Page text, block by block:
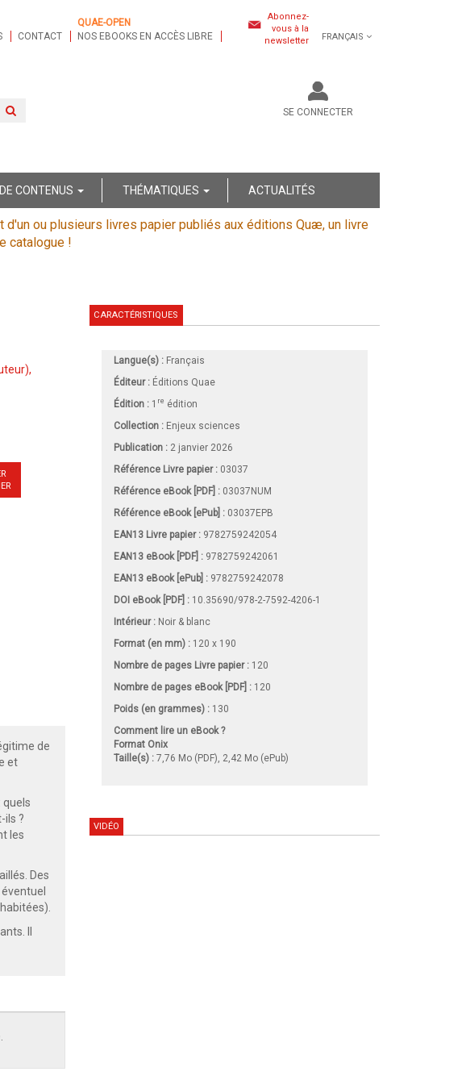
CONTACT
QUAE-OPEN
NOS EBOOKS EN ACCÈS LIBRE
Abonnez-
vous à la
newsletter
FRANÇAIS
SE CONNECTER
CONTENUS THÉMATIQUES ACTUALITÉS
d'un ou plusieurs livres papier publiés aux éditions Quæ, un livre
catalogue !
de
et
quels
ils ?
les
Des
Il
CARACTÉRISTIQUES
Langue(s) : Français
Éditeur : Éditions Quae
Édition : 1 re édition
Collection : Enjeux sciences
Publication : 2 janvier 2026
Référence Livre papier : 03037
Référence eBook [PDF] : 03037NUM
Référence eBook [ePub] : 03037EPB
EAN13 Livre papier : 9782759242054
EAN13 eBook [PDF] : 9782759242061
EAN13 eBook [ePub] : 9782759242078
DOI eBook [PDF] : 10.35690/978-2-7592-4206-1
Intérieur : Noir & blanc
Format (en mm) : 120 x 190
Nombre de pages Livre papier: 120
Nombre de pages eBook [PDF] : 120
Poids (en grammes) : 130
Comment lire un eBook ?
Format Onix
Taille(s) : 7,76 Mo (PDF), 2,42 Mo (ePub)
VIDÉO